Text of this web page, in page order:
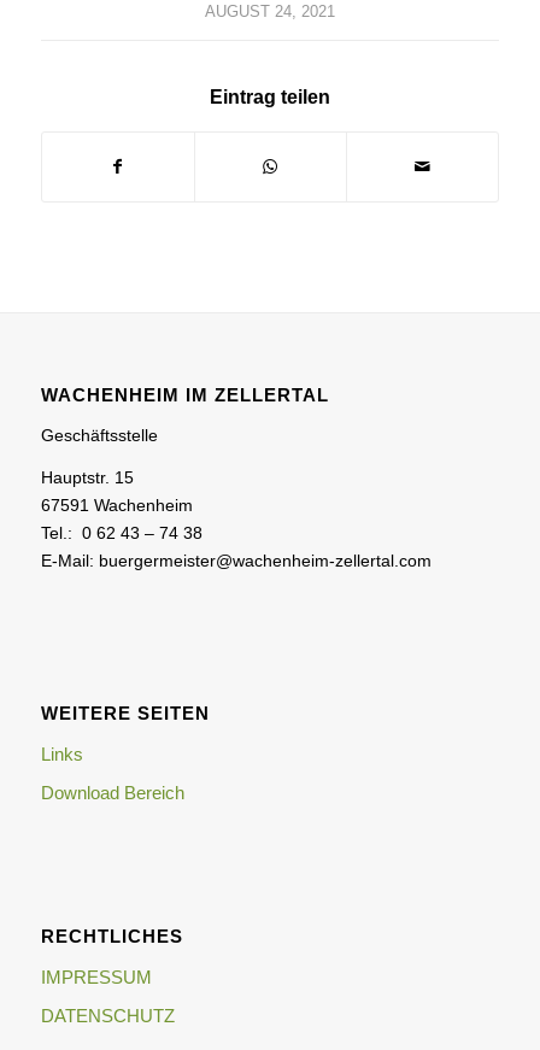
AUGUST 24, 2021
Eintrag teilen
WACHENHEIM IM ZELLERTAL
Geschäftsstelle
Hauptstr. 15
67591 Wachenheim
Tel.: 0 62 43 – 74 38
E-Mail: buergermeister@wachenheim-zellertal.com
WEITERE SEITEN
Links
Download Bereich
RECHTLICHES
IMPRESSUM
DATENSCHUTZ